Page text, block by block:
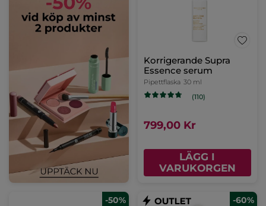
Korrigerande Supra
Essence serum
Pipettflaska 30 ml
(110)
799,00 Kr
LÄGG I
VARUKORGEN
-50% -60%